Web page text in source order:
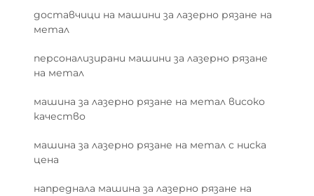
доставчици на машини за лазерно рязане на
метал
персонализирани машини за лазерно рязане
на метал
машина за лазерно рязане на метал високо
качество
машина за лазерно рязане на метал с ниска
цена
напреднала машина за лазерно рязане на